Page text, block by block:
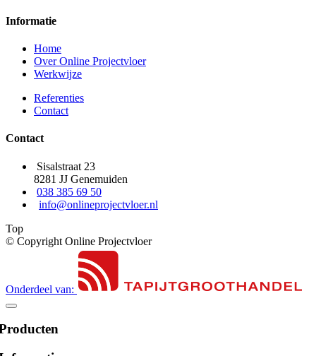
Informatie
Home
Over Online Projectvloer
Werkwijze
Referenties
Contact
Contact
Sisalstraat 23
8281 JJ Genemuiden
038 385 69 50
info@onlineprojectvloer.nl
Top
© Copyright Online Projectvloer
Onderdeel van: